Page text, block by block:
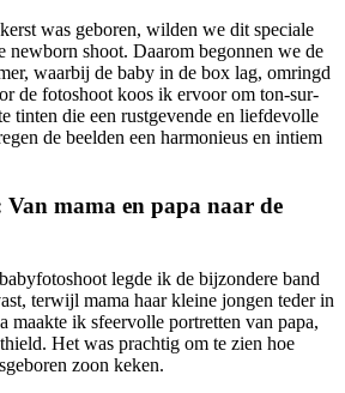
was geboren, wilden we dit speciale
newborn shoot. Daarom begonnen we de
waarbij de baby in de box lag, omringd
de fotoshoot koos ik ervoor om ton-sur-
tinten die een rustgevende en liefdevolle
de beelden een harmonieus en intiem
mama en papa naar de
legde ik de bijzondere band
terwijl mama haar kleine jongen teder in
maakte ik sfeervolle portretten van papa,
Het was prachtig om te zien hoe
zoon keken.